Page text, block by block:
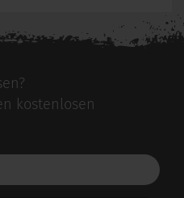
kostenlosen